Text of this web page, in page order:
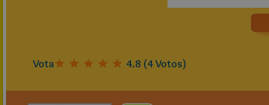
Vota 4.8 (4Votos)